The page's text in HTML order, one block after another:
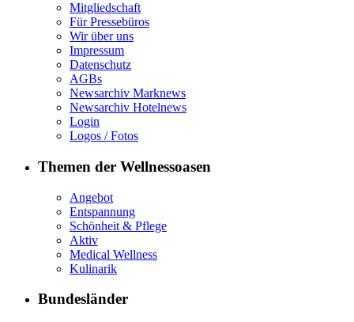
Mitgliedschaft
Für Pressebüros
Wir über uns
Impressum
Datenschutz
AGBs
Newsarchiv Marknews
Newsarchiv Hotelnews
Login
Logos / Fotos
Themen der Wellnessoasen
Angebot
Entspannung
Schönheit & Pflege
Aktiv
Medical Wellness
Kulinarik
Bundesländer